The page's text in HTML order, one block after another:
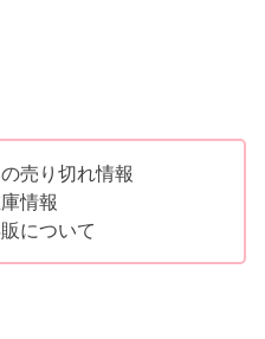
売り切れ情報
情報
について